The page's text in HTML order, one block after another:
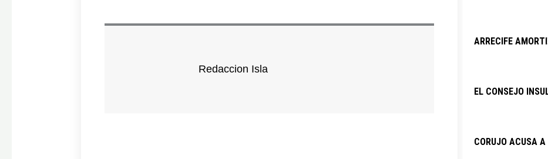
Redaccion Isla
ARRECIFE
EL CONSEJO
CORUJO ACUSA